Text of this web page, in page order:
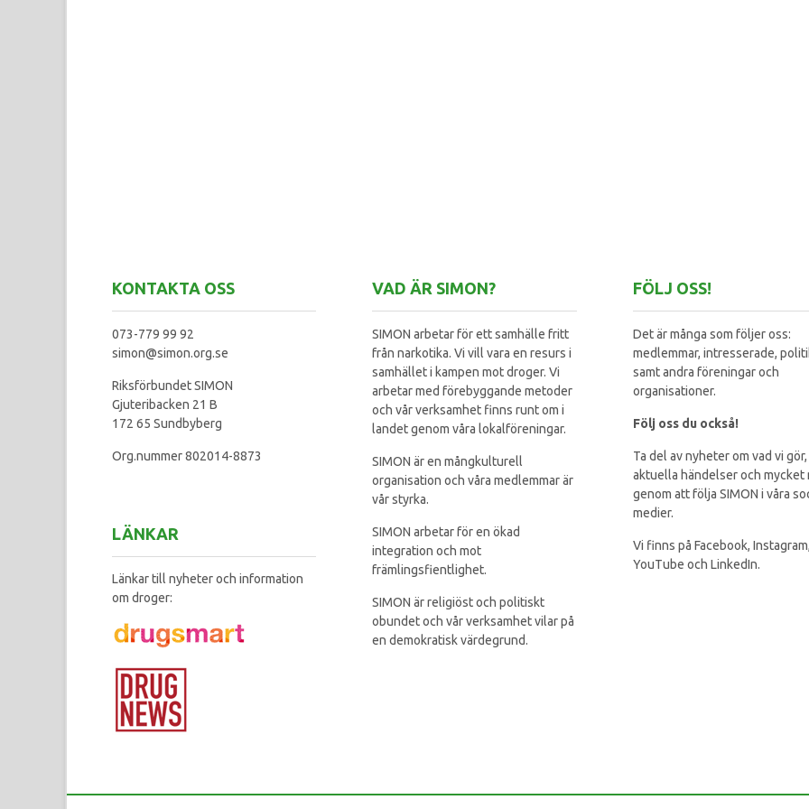
KONTAKTA OSS
073-779 99 92
simon@simon.org.se
Riksförbundet SIMON
Gjuteribacken 21 B
172 65 Sundbyberg
Org.nummer 802014-8873
LÄNKAR
Länkar till nyheter och information
om droger:
VAD ÄR SIMON?
SIMON arbetar för ett samhälle fritt
från narkotika. Vi vill vara en resurs i
samhället i kampen mot droger. Vi
arbetar med förebyggande metoder
och vår verksamhet finns runt om i
landet genom våra lokalföreningar.
SIMON är en mångkulturell
organisation och våra medlemmar är
vår styrka.
SIMON arbetar för en ökad
integration och mot
främlingsfientlighet.
SIMON är religiöst och politiskt
obundet och vår verksamhet vilar på
en demokratisk värdegrund.
FÖLJ OSS!
Det är många som följer oss:
medlemmar, intresserade,
samt andra föreningar och
organisationer.
Följ oss du också!
Ta del av nyheter om vad vi gör,
aktuella händelser och mycket
genom att följa SIMON i våra
medier.
Vi finns på Facebook,
YouTube och LinkedIn.